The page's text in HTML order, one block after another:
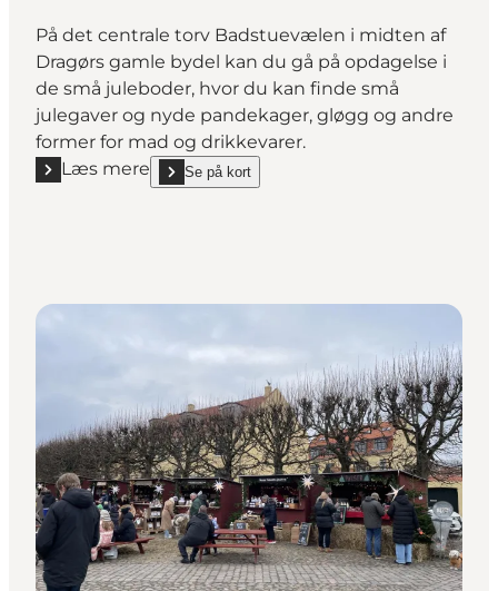
På det centrale torv Badstuevælen i midten af
Dragørs gamle bydel kan du gå på opdagelse i
de små juleboder, hvor du kan finde små
julegaver og nyde pandekager, gløgg og andre
former for mad og drikkevarer.
Læs mere
Læs mere "Dragør Julemarked"
Se på kort
show Dragør Julemarked on_map